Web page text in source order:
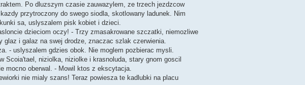
Po dluzszym czasie zauwazylem, ze trzech jezdzcow
przytroczony do swego siodla, skotlowany ladunek. Nim
sa, uslyszalem pisk kobiet i dzieci.
dzieciom oczy! - Trzy zmasakrowane szczatki, niemozliwe
glaz i galaz na swej drodze, znaczac szlak czerwienia.
- uslyszalem gdzies obok. Nie moglem pozbierac mysli.
Scoia'tael, niziolka, niziolke i krasnoluda, stary gnom goscil
mocno oberwal. - Mowil ktos z ekscytacja.
nie mialy szans! Teraz powiesza te kadlubki na placu